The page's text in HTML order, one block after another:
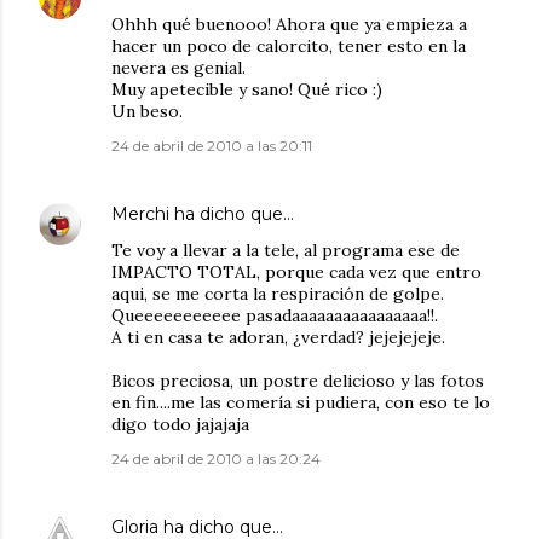
Ohhh qué buenooo! Ahora que ya empieza a
hacer un poco de calorcito, tener esto en la
nevera es genial.
Muy apetecible y sano! Qué rico :)
Un beso.
24 de abril de 2010 a las 20:11
Merchi ha dicho que…
Te voy a llevar a la tele, al programa ese de
IMPACTO TOTAL, porque cada vez que entro
aqui, se me corta la respiración de golpe.
Queeeeeeeeeee pasadaaaaaaaaaaaaaaaa!!.
A ti en casa te adoran, ¿verdad? jejejejeje.
Bicos preciosa, un postre delicioso y las fotos
en fin....me las comería si pudiera, con eso te lo
digo todo jajajaja
24 de abril de 2010 a las 20:24
Gloria ha dicho que…